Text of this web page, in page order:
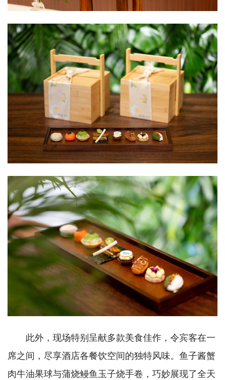
此外，现场特别呈献多款美食佳作，令宾客在一
席之间，尽享酒店各餐饮空间的独特风味。鱼子酱蟹
肉牛油果球与蒲烧鳗鱼玉子烧手卷，巧妙展现了全天